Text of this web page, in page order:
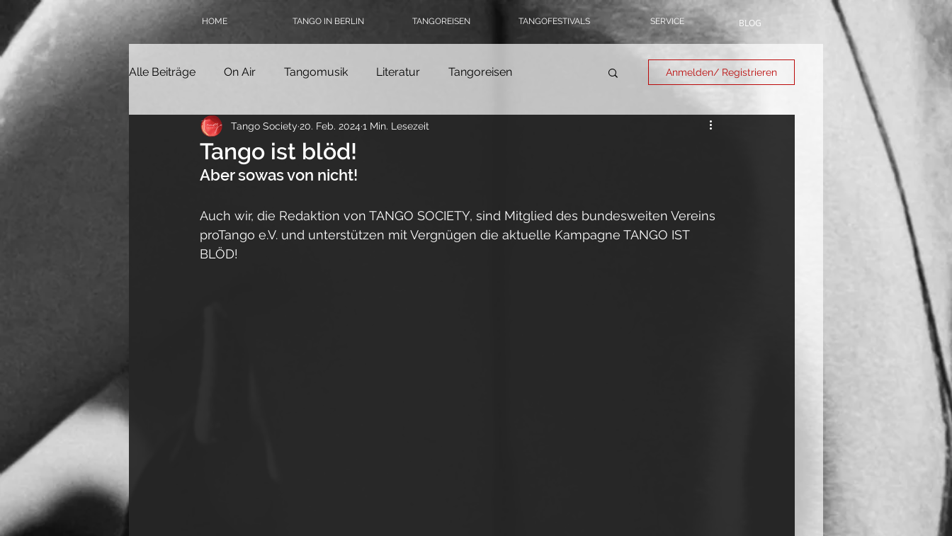
HOME TANGO IN BERLIN TANGOREISEN TANGOFESTIVALS SERVICE BLOG
Alle Beiträge On Air Tangomusik Literatur Tangoreisen
Tangokolumne Tangofilm Tango-Logbuch
Geschichte Tangomode & Schuhe
Online-Milonga Tangoverein Tangokultur Event-Tipps Jobs
Anmelden/ Registrieren
Tango ist blöd!
Tango Society 20. Feb. 2024 1 Min. Lesezeit
Aber sowas von nicht!
Auch wir, die Redaktion von TANGO SOCIETY, sind Mitglied des bundesweiten Vereins
proTango e.V. und unterstützen mit Vergnügen die aktuelle Kampagne TANGO IST
BLÖD!